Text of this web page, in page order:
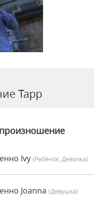
Tapp
Ivy (Ребёнок, Девочка)
Joanna (девушка)